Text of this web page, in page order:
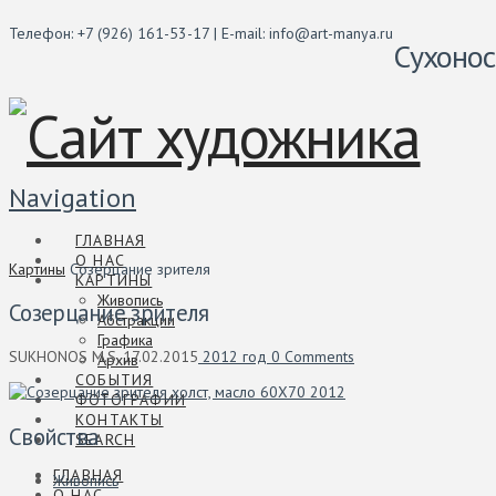
Телефон: +7 (926) 161-53-17 | E-mail: info@art-manya.ru
Navigation
ГЛАВНАЯ
О НАС
КАРТИНЫ
Живопись
Абстракции
Графика
Архив
СОБЫТИЯ
ФОТОГРАФИИ
КОНТАКТЫ
SEARCH
ГЛАВНАЯ
Картины Созерцание зрителя
Созерцание зрителя
SUKHONOS M.S.17.02.2015 2012 год 0 Comments
Свойства
Живопись